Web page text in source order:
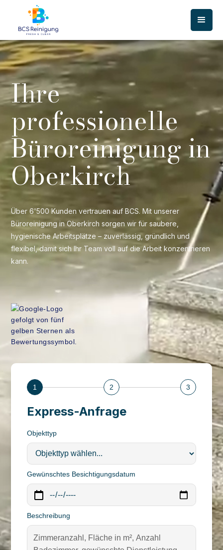
Ihre
professionelle
Büroreinigung in
Oberkirch
Über 6'500 Kunden vertrauen auf BCS. Mit unserer
Büroreinigung in Oberkirch sorgen wir für saubere,
hygienische Arbeitsplätze – zuverlässig, gründlich und
flexibel, damit sich Ihr Team voll auf die Arbeit konzentrieren
kann.
1 2 3
Express-Anfrage
Objekttyp
Gewünschtes Besichtigungsdatum
Beschreibung